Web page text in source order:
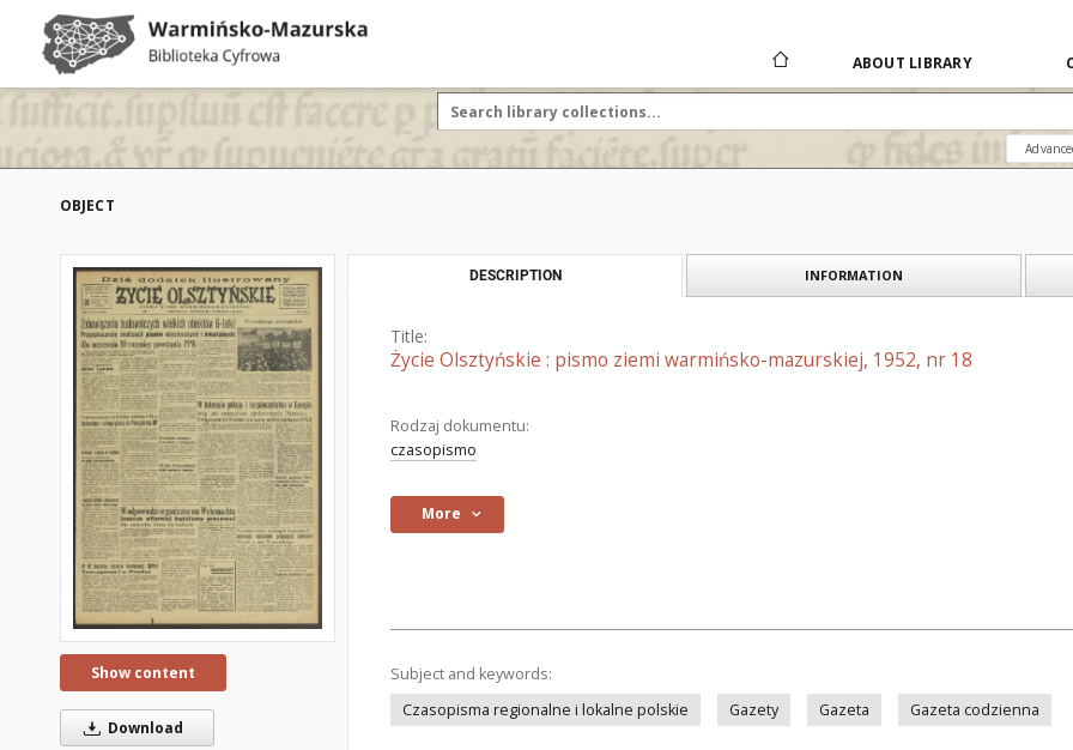
ABOUT LIBRARY
OBJECT
Show content
Download
DESCRIPTION INFORMATION
Title:
Życie Olsztyńskie : pismo ziemi warmińsko-mazurskiej, 1952, nr 18
Rodzaj dokumentu:
czasopismo
More
Subject and keywords:
Czasopisma regionalne i lokalne polskie
Gazety Gazeta Gazeta codzienna